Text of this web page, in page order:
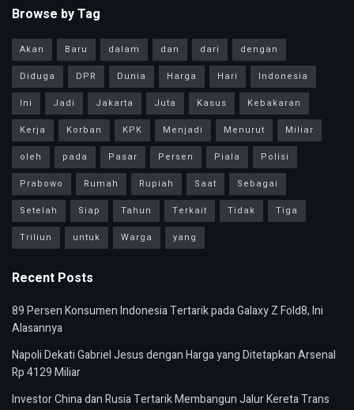
Browse by Tag
Akan Baru dalam dan dari
dengan
Diduga
DPR Dunia Harga Hari
Indonesia
Ini
Jadi Jakarta Juta Kasus
Kebakaran
Kerja
Korban KPK Menjadi Menurut
Miliar
oleh
pada Pasar Persen Piala
Polisi
Prabowo
Rumah Rupiah Saat
Sebagai
Setelah
Siap Tahun Terkait Tidak
Tiga
Triliun
untuk Warga yang
Recent Posts
89 Persen Konsumen Indonesia Tertarik pada Galaxy Z Fold8, Ini
Alasannya
Napoli Dekati Gabriel Jesus dengan Harga yang Ditetapkan Arsenal
Rp 4129 Miliar
Investor China dan Rusia Tertarik Membangun Jalur Kereta Trans